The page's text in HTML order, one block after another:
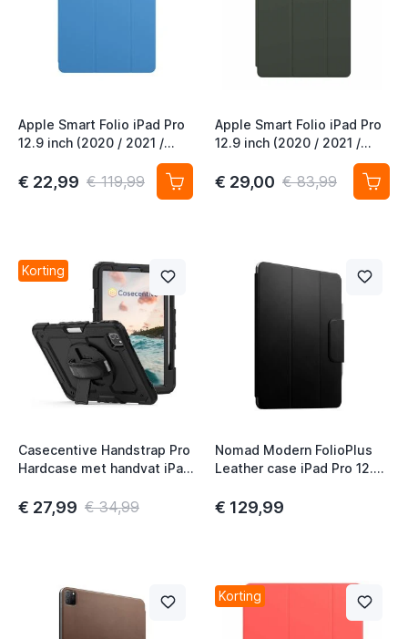
Apple Smart Folio iPad Pro
12.9 inch (2020 / 2021 /
€ 22,99 € 119,99
Apple Smart Folio iPad Pro
12.9 inch (2020 / 2021 /
€ 29,00 € 83,99
Korting
Casecentive Handstrap Pro
Hardcase met handvat iPad
2020 / 2018 zwart
€ 27,99 € 34,99
Nomad Modern FolioPlus
Leather case iPad Pro 12.9
13 inch (2024) Zwart
€ 129,99
Korting